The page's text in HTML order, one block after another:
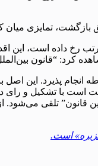
بازگشت، تمایزی میان
رخ داده است، این
کرد: “قانون
پذیرد. این اصل بر
قانون” تلقی
است.